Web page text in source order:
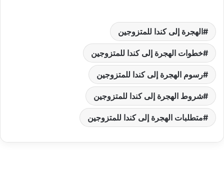
الهجرة إلى كندا للمتزوجين
خطوات الهجرة إلى كندا للمتزوجين
رسوم الهجرة إلى كندا للمتزوجين
شروط الهجرة إلى كندا للمتزوجين
متطلبات الهجرة إلى كندا للمتزوجين